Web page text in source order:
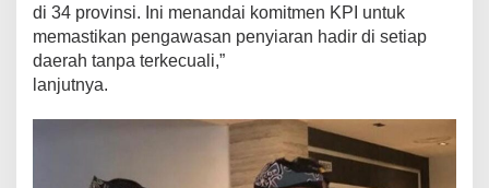
di 34 provinsi. Ini menandai komitmen KPI untuk
memastikan pengawasan penyiaran hadir di setiap
daerah tanpa terkecuali,”
lanjutnya.